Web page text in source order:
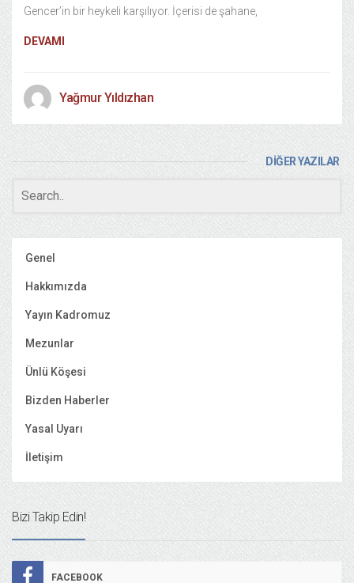
Gencer’in bir heykeli karşılıyor. İçerisi de şahane,
DEVAMI
Yağmur Yıldızhan
DİĞER YAZILAR
Genel
Hakkımızda
Yayın Kadromuz
Mezunlar
Ünlü Köşesi
Bizden Haberler
Yasal Uyarı
İletişim
Bizi Takip Edin!
FACEBOOK